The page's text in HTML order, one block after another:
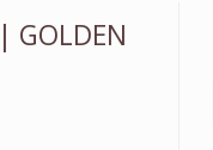
GOLDEN